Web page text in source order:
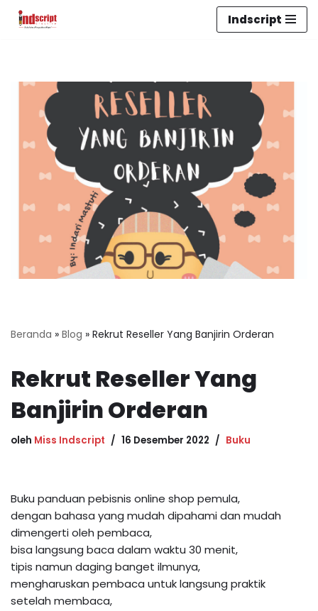
Indscript
Beranda » Blog » Rekrut Reseller Yang Banjirin Orderan
Rekrut Reseller Yang
Banjirin Orderan
oleh Miss Indscript 16 Desember 2022 Buku
Buku panduan pebisnis online shop pemula,
dengan bahasa yang mudah dipahami dan mudah
dimengerti oleh pembaca,
bisa langsung baca dalam waktu 30 menit,
tipis namun daging banget ilmunya,
mengharuskan pembaca untuk langsung praktik
setelah membaca,